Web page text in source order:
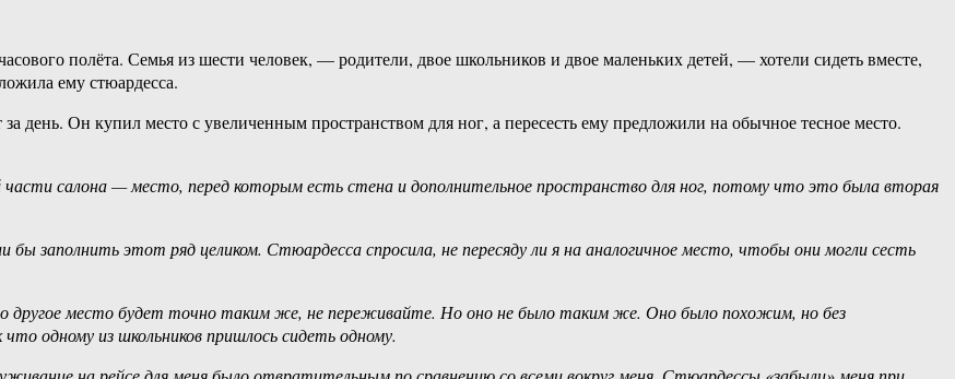
полёта. Семья из шести человек, — родители, двое школьников и двое маленьких детей, — хотели сидеть вместе,
ему стюардесса.
день. Он купил место с увеличенным пространством для ног, а пересесть ему предложили на обычное тесное место.
салона — место, перед которым есть стена и дополнительное пространство для ног, потому что это была вторая
бы заполнить этот ряд целиком. Стюардесса спросила, не пересяду ли я на аналогичное место, чтобы они могли сесть
другое место будет точно таким же, не переживайте. Но оно не было таким же. Оно было похожим, но без
одному из школьников пришлось сидеть одному.